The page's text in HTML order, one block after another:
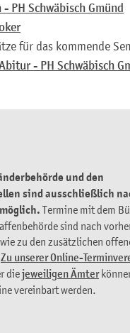
und den
sind ausschließlich
Termine mit dem
sind nach
zu den zusätzlichen
Zu unserer Online-
diejeweiligen Ämter
vereinbart werden.
PH Schwäbisch Gmünd
für das kommende
- PH Schwäbisch